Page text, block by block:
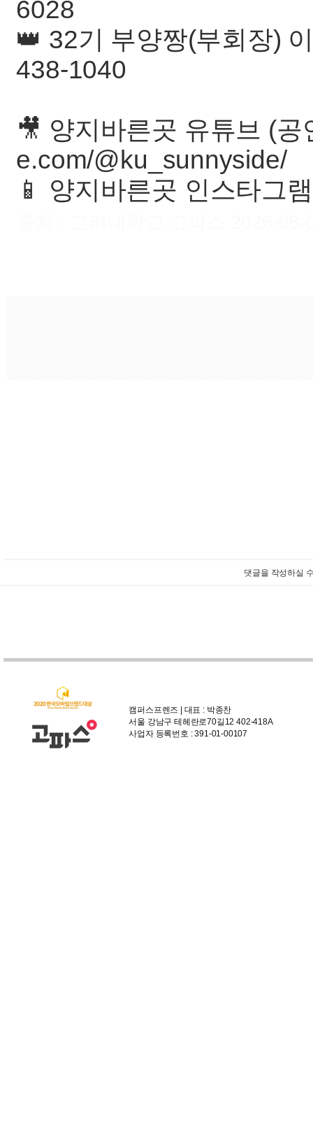
6028
👑 32기 부양짱(부회장)
438-1040
🎥 양지바른곳 유튜브 (
e.com/@ku_sunnyside/
📱 양지바른곳 인스타그
댓글을 작성하실
캠퍼스프렌즈 | 대표 : 박종찬
서울 강남구 테헤란로70길12 402-418A
사업자 등록번호 : 391-01-00107